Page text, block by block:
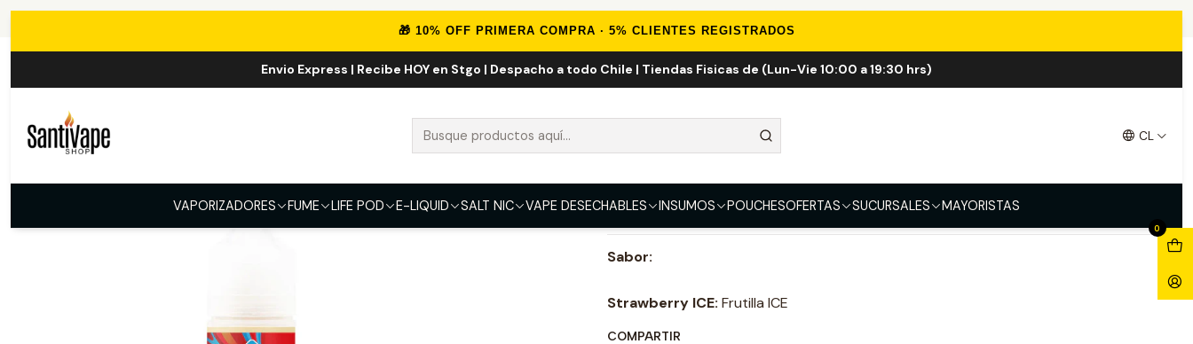
🎁 10% OFF PRIMERA COMPRA · 5% CLIENTES REGISTRADOS
Envio Express | Recibe HOY en Stgo | Despacho a todo Chile | Tiendas Fisicas de (Lun-Vie 10:00 a 19:30 hrs)
CL
VAPORIZADORES FUME LIFE POD E-LIQUID SALT NIC VAPE DESECHABLES INSUMOS POUCHESOFERTAS SUCURSALES MAYORISTAS
0
Kings Crest Bar Strawberry ICE Salt 30ml
35mg
Sabor:
Strawberry ICE: Frutilla ICE
COMPARTIR